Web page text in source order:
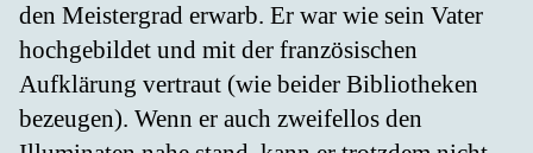
den Meistergrad erwarb. Er war wie sein Vater
hochgebildet und mit der französischen
Aufklärung vertraut (wie beider Bibliotheken
bezeugen). Wenn er auch zweifellos den